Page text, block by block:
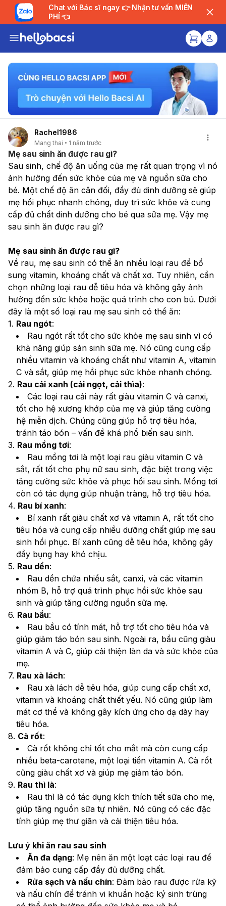
Chat với Bác sĩ ngay 👉 Nhận tư vấn MIỄN
PHÍ 👈
Rachel1986
Mang thai 1 năm trước
Mẹ sau sinh ăn được rau gì?
Sau sinh, chế độ ăn uống của mẹ rất quan trọng vì nó
ảnh hưởng đến sức khỏe của mẹ và nguồn sữa cho
bé. Một chế độ ăn cân đối, đầy đủ dinh dưỡng sẽ giúp
mẹ hồi phục nhanh chóng, duy trì sức khỏe và cung
cấp đủ chất dinh dưỡng cho bé qua sữa mẹ. Vậy mẹ
sau sinh ăn được rau gì?
Mẹ sau sinh ăn được rau gì?
Về rau, mẹ sau sinh có thể ăn nhiều loại rau để bổ
sung vitamin, khoáng chất và chất xơ. Tuy nhiên, cần
chọn những loại rau dễ tiêu hóa và không gây ảnh
hưởng đến sức khỏe hoặc quá trình cho con bú. Dưới
đây là một số loại rau mẹ sau sinh có thể ăn:
1. Rau ngót:
Rau ngót rất tốt cho sức khỏe mẹ sau sinh vì có
khả năng giúp sản sinh sữa mẹ. Nó cũng cung cấp
nhiều vitamin và khoáng chất như vitamin A, vitamin
C và sắt, giúp mẹ hồi phục sức khỏe nhanh chóng.
2. Rau cải xanh (cải ngọt, cải thìa):
Các loại rau cải này rất giàu vitamin C và canxi,
tốt cho hệ xương khớp của mẹ và giúp tăng cường
hệ miễn dịch. Chúng cũng giúp hỗ trợ tiêu hóa,
tránh táo bón – vấn đề khá phổ biến sau sinh.
3. Rau mồng tơi:
Rau mồng tơi là một loại rau giàu vitamin C và
sắt, rất tốt cho phụ nữ sau sinh, đặc biệt trong việc
tăng cường sức khỏe và phục hồi sau sinh. Mồng tơi
còn có tác dụng giúp nhuận tràng, hỗ trợ tiêu hóa.
4. Rau bí xanh:
Bí xanh rất giàu chất xơ và vitamin A, rất tốt cho
tiêu hóa và cung cấp nhiều dưỡng chất giúp mẹ sau
sinh hồi phục. Bí xanh cũng dễ tiêu hóa, không gây
đầy bụng hay khó chịu.
5. Rau dền:
Rau dền chứa nhiều sắt, canxi, và các vitamin
nhóm B, hỗ trợ quá trình phục hồi sức khỏe sau
sinh và giúp tăng cường nguồn sữa mẹ.
6. Rau bầu:
Rau bầu có tính mát, hỗ trợ tốt cho tiêu hóa và
giúp giảm táo bón sau sinh. Ngoài ra, bầu cũng giàu
vitamin A và C, giúp cải thiện làn da và sức khỏe của
mẹ.
7. Rau xà lách:
Rau xà lách dễ tiêu hóa, giúp cung cấp chất xơ,
vitamin và khoáng chất thiết yếu. Nó cũng giúp làm
mát cơ thể và không gây kích ứng cho dạ dày hay
tiêu hóa.
8. Cà rốt:
Cà rốt không chỉ tốt cho mắt mà còn cung cấp
nhiều beta-carotene, một loại tiền vitamin A. Cà rốt
cũng giàu chất xơ và giúp mẹ giảm táo bón.
9. Rau thì là:
Rau thì là có tác dụng kích thích tiết sữa cho mẹ,
giúp tăng nguồn sữa tự nhiên. Nó cũng có các đặc
tính giúp mẹ thư giãn và cải thiện tiêu hóa.
Lưu ý khi ăn rau sau sinh
Ăn đa dạng: Mẹ nên ăn một loạt các loại rau để
đảm bảo cung cấp đầy đủ dưỡng chất.
Rửa sạch và nấu chín: Đảm bảo rau được rửa kỹ
và nấu chín để tránh vi khuẩn hoặc ký sinh trùng